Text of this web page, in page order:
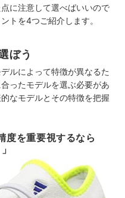
に注意して選べばいいので
トを4つご紹介します。
ぼう
ルによって特徴が異なるた
ったモデルを選ぶ必要があ
なモデルとその特徴を把握
度を重要視するなら